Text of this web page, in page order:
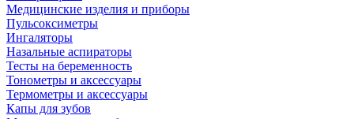
Медицинские изделия и приборы
Пульсоксиметры
Ингаляторы
Назальные аспираторы
Тесты на беременность
Тонометры и аксессуары
Термометры и аксессуары
Капы для зубов